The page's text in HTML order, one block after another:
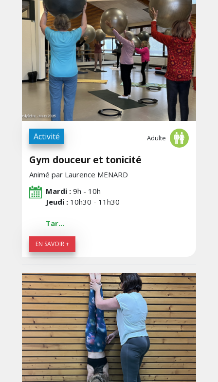
Activité Adulte
Gym douceur et tonicité
Animé par Laurence MENARD
Mardi : 9h - 10h
Jeudi : 10h30 - 11h30
Tar...
EN SAVOIR +